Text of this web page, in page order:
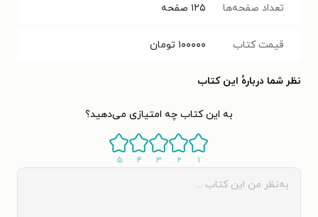
تعداد صفحه‌ها ۱۲۵ صفحه
قیمت کتاب ۱۰۰۰۰۰ تومان
نظر شما دربارهٔ این کتاب
به این کتاب چه امتیازی می‌دهید؟
۱ ۲ ۳ ۴ ۵